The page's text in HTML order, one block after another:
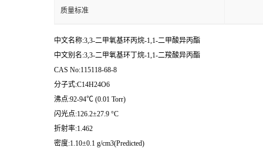
质量标准
中文名称:3,3-二甲氧基环丙烷-1,1-二甲酸异丙酯
中文别名:3,3-二甲氧基环丁烷-1,1-二羧酸异丙酯
CAS No:115118-68-8
分子式:C14H24O6
沸点:92-94℃ (0.01 Torr)
闪光点:126.2±27.9 °C
折射率:1.462
密度:1.10±0.1 g/cm3(Predicted)